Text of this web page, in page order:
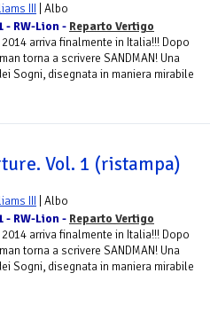
III | Albo
- RW-Lion - Reparto Vertigo
arriva finalmente in Italia!!! Dopo
torna a scrivere SANDMAN! Una
Sogni, disegnata in maniera mirabile
Vol. 1 (ristampa)
III | Albo
- RW-Lion - Reparto Vertigo
arriva finalmente in Italia!!! Dopo
torna a scrivere SANDMAN! Una
Sogni, disegnata in maniera mirabile